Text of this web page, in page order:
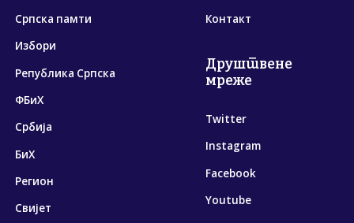
Српска памти
Избори
Република Српска
ФБиХ
Србија
БиХ
Регион
Свијет
Контакт
Друштвене
мреже
Twitter
Instagram
Facebook
Youtube